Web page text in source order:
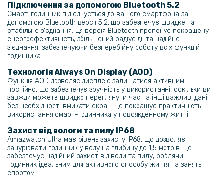
Підключення за допомогою Bluetooth 5.2
Смарт-годинник під'єднується до вашого смартфона за
допомогою Bluetooth версії 5.2, що забезпечує швидке та
стабільне з'єднання. Ця версія Bluetooth пропонує покращену
енергоефективність, збільшений радіус дії та надійне
з'єднання, забезпечуючи безперебійну роботу всіх функцій
годинника.
Технологія Always On Display (AOD)
Функція AOD дозволяє дисплею залишатися активним
постійно, що забезпечує зручність у використанні, оскільки ви
завжди можете швидко переглянути час та інші важливі дані
без необхідності вмикати екран. Це покращує практичність
використання смарт-годинника у повсякденному житті.
Захист від вологи та пилу IP68
Amazwatch Ultra має рівень захисту IP68, що дозволяє
занурювати годинник у воду на глибину до 1,5 метрів. Це
забезпечує надійний захист від води та пилу, роблячи
годинник ідеальним для активного способу життя та занять
спортом.